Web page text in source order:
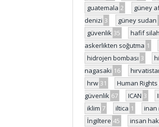
guatemala 2 güney
denizi 3 güney sudan
güvenlik 35 hafif
askerlikten soğutma 1
hidrojen bombası 3
nagasaki 16
hrw 31 Human
güvenlik 67 ICAN 3
iklim 7 iltica 1 inan
İngiltere 45 insan